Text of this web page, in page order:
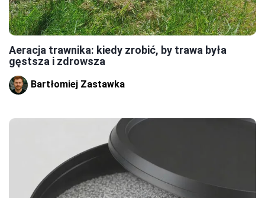
Aeracja trawnika: kiedy zrobić, by trawa była
gęstsza i zdrowsza
Bartłomiej Zastawka